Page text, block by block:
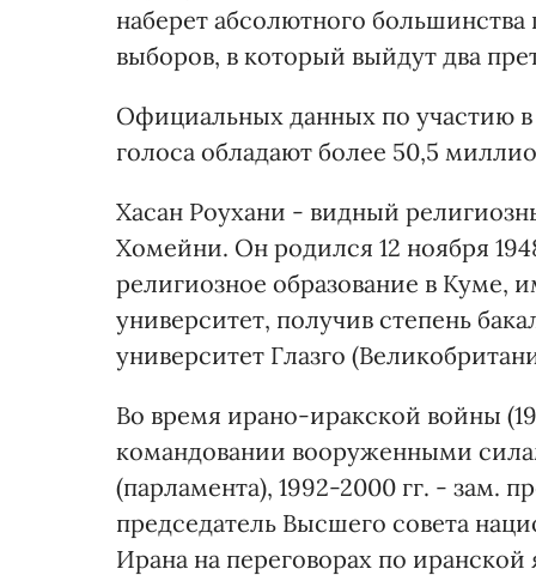
наберет абсолютного
выборов, в который выйдут два
Официальных данных по участию в
голоса обладают более 50,5
Хасан Роухани - видный
Хомейни. Он родился 12 ноября
религиозное образование в Куме,
университет, получив степень
университет Глазго
Во время ирано-иракской войны
командовании вооруженными
(парламента), 1992-2000 гг. - зам.
председатель Высшего совета
Ирана на переговорах по